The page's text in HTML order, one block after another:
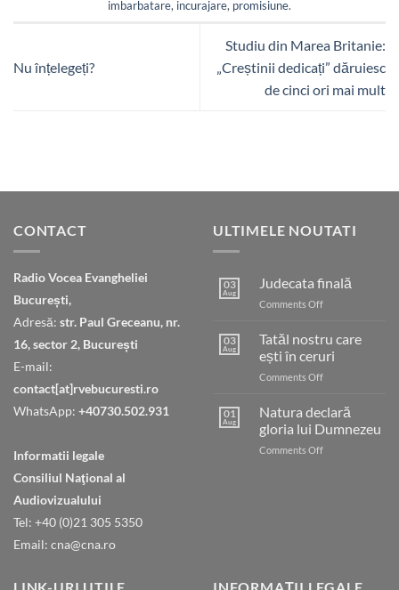
imbarbatare, incurajare, promisiune.
Nu înțelegeți?
Studiu din Marea Britanie:
„Creștinii dedicați” dăruiesc
de cinci ori mai mult
CONTACT
Radio Vocea Evangheliei
București,
Adresă: str. Paul Greceanu, nr.
16, sector 2, București
E-mail:
contact[at]rvebucuresti.ro
WhatsApp: +40730.502.931
Informatii legale
Consiliul Naţional al
Audiovizualului
Tel: +40 (0)21 305 5350
Email: cna@cna.ro
ULTIMELE NOUTATI
03
Aug
Judecata finală
Comments Offon
03
Aug
Tatăl nostru care
ești în ceruri
Comments Offon
nostru
care
ești
în
01
Aug
Natura declară
gloria lui Dumnezeu
Comments Offon
LINK-URI UTILE INFORMAȚII LEGALE